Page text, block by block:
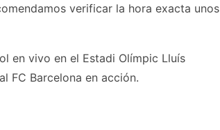
verificar la hora exacta unos
en vivo en el Estadi Olímpic Lluís
FC Barcelona en acción.